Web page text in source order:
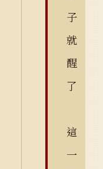
子
就
醒
了
這
一